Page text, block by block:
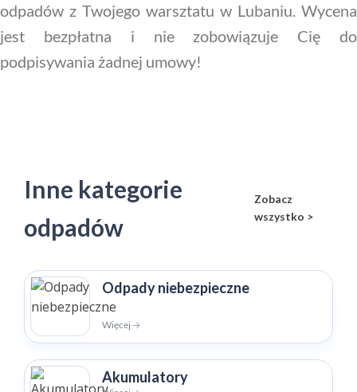
odpadów z Twojego warsztatu w Lubaniu. Wycena
jest bezpłatna i nie zobowiązuje Cię do
podpisywania żadnej umowy!
Inne kategorie
odpadów
Zobacz
wszystko >
Odpady niebezpieczne
Więcej 🡢
Akumulatory